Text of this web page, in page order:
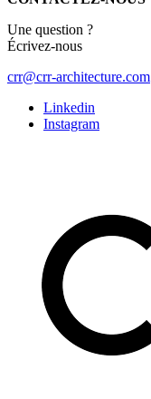
Une question ?
Écrivez-nous
crr@crr-architecture.com
Linkedin
Instagram